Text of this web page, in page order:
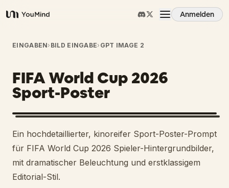
YouMind
Anmelden
Übersicht
Anwendungsfälle
Fähigkeiten
Prompts
Preise
EINGABEN› BILD EINGABE› GPT IMAGE 2
FIFA World Cup 2026
Sport-Poster
Ein hochdetaillierter, kinoreifer Sport-Poster-Prompt
für FIFA World Cup 2026 Spieler-Hintergrundbilder,
mit dramatischer Beleuchtung und erstklassigem
Editorial-Stil.